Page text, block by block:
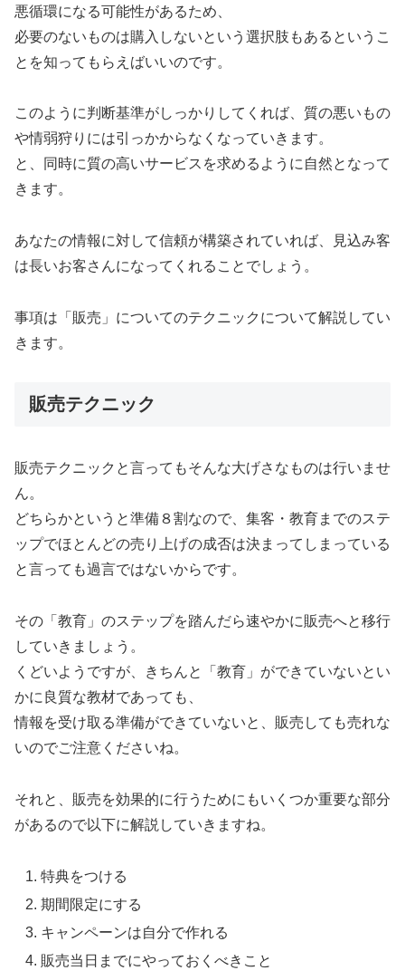
悪循環になる可能性があるため、
必要のないものは購入しないという選択肢もあるというこ
とを知ってもらえばいいのです。
このように判断基準がしっかりしてくれば、質の悪いもの
や情弱狩りには引っかからなくなっていきます。
と、同時に質の高いサービスを求めるように自然となって
きます。
あなたの情報に対して信頼が構築されていれば、見込み客
は長いお客さんになってくれることでしょう。
事項は「販売」についてのテクニックについて解説してい
きます。
販売テクニック
販売テクニックと言ってもそんな大げさなものは行いませ
ん。
どちらかというと準備８割なので、集客・教育までのステ
ップでほとんどの売り上げの成否は決まってしまっている
と言っても過言ではないからです。
その「教育」のステップを踏んだら速やかに販売へと移行
していきましょう。
くどいようですが、きちんと「教育」ができていないとい
かに良質な教材であっても、
情報を受け取る準備ができていないと、販売しても売れな
いのでご注意くださいね。
それと、販売を効果的に行うためにもいくつか重要な部分
があるので以下に解説していきますね。
特典をつける
期間限定にする
キャンペーンは自分で作れる
販売当日までにやっておくべきこと